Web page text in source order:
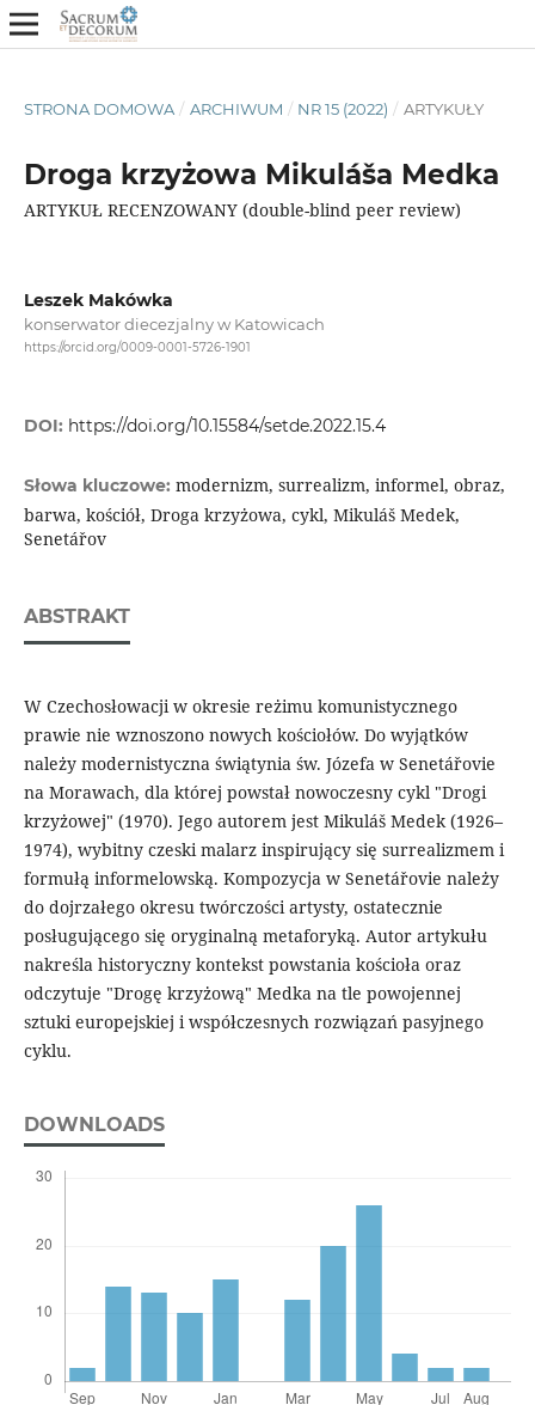
STRONA DOMOWA / ARCHIWUM / NR 15 (2022) / ARTYKUŁY
Droga krzyżowa Mikuláša Medka
ARTYKUŁ RECENZOWANY (double-blind peer review)
Leszek Makówka
konserwator diecezjalny w Katowicach
https://orcid.org/0009-0001-5726-1901
DOI: https://doi.org/10.15584/setde.2022.15.4
Słowa kluczowe: modernizm, surrealizm, informel, obraz,
barwa, kościół, Droga krzyżowa, cykl, Mikuláš Medek,
Senetářov
ABSTRAKT
W Czechosłowacji w okresie reżimu komunistycznego
prawie nie wznoszono nowych kościołów. Do wyjątków
należy modernistyczna świątynia św. Józefa w Senetářovie
na Morawach, dla której powstał nowoczesny cykl "Drogi
krzyżowej" (1970). Jego autorem jest Mikuláš Medek (1926–
1974), wybitny czeski malarz inspirujący się surrealizmem i
formułą informelowską. Kompozycja w Senetářovie należy
do dojrzałego okresu twórczości artysty, ostatecznie
posługującego się oryginalną metaforyką. Autor artykułu
nakreśla historyczny kontekst powstania kościoła oraz
odczytuje "Drogę krzyżową" Medka na tle powojennej
sztuki europejskiej i współczesnych rozwiązań pasyjnego
cyklu.
DOWNLOADS